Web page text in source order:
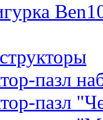
Ben10
пазл
пазл